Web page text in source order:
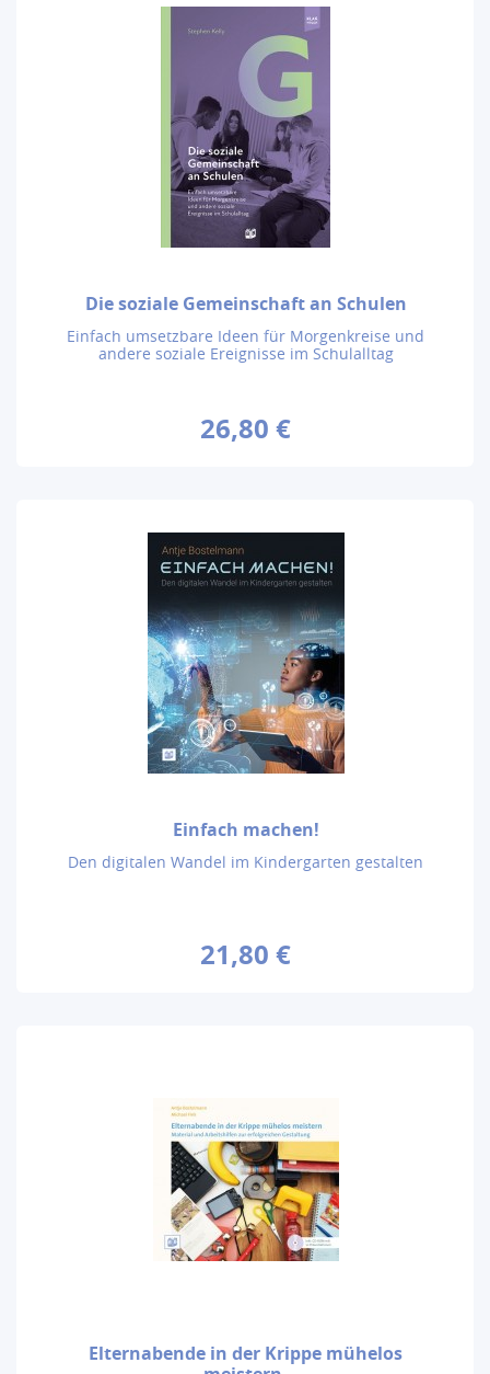
Die soziale Gemeinschaft an Schulen
Einfach umsetzbare Ideen für Morgenkreise und
andere soziale Ereignisse im Schulalltag
26,80 €
Einfach machen!
Den digitalen Wandel im Kindergarten gestalten
21,80 €
Elternabende in der Krippe mühelos